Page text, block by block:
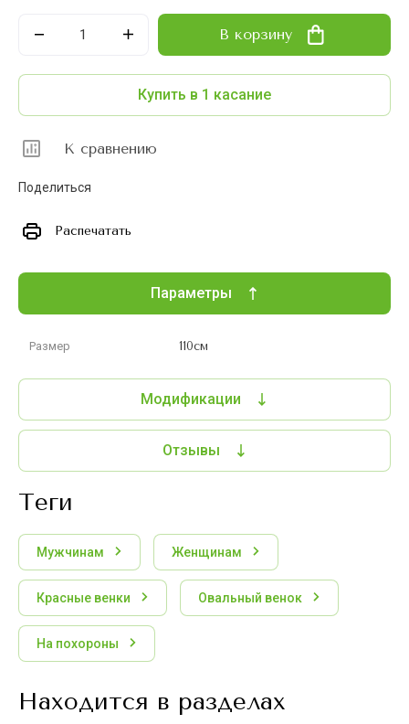
В корзину
Купить в 1 касание
К сравнению
Поделиться
Распечатать
Параметры
Размер 110см
Модификации
Отзывы
теги
Мужчинам Женщинам
Красные венки Овальный венок
На похороны
Находится в разделах